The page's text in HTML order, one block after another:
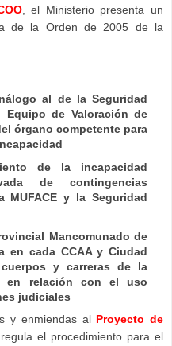
, el Ministerio presenta un
de la Orden de 2005 de la
al de la Seguridad
de Valoración de
órgano competente para
de la incapacidad
de contingencias
MUFACE y la Seguridad
Mancomunado de
en cada CCAA y Ciudad
y carreras de la
en relación con el uso
judiciales
y enmiendas al Proyecto de
el procedimiento para el